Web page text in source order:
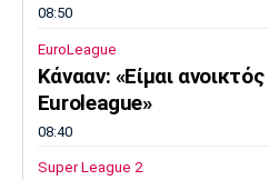
08:50
EuroLeague
Κάνααν: «Είμαι
Euroleague»
08:40
Super League 2